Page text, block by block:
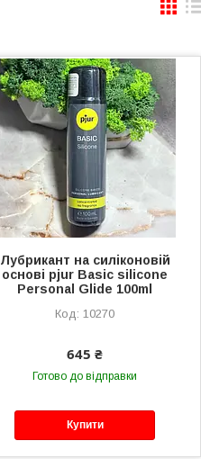
Лубрикант на силіконовій
основі pjur Basic silicone
Personal Glide 100ml
10270
645 ₴
Готово до відправки
Купити